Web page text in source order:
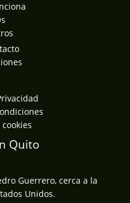
Quito
Guerrero, cerca a la
Unidos.